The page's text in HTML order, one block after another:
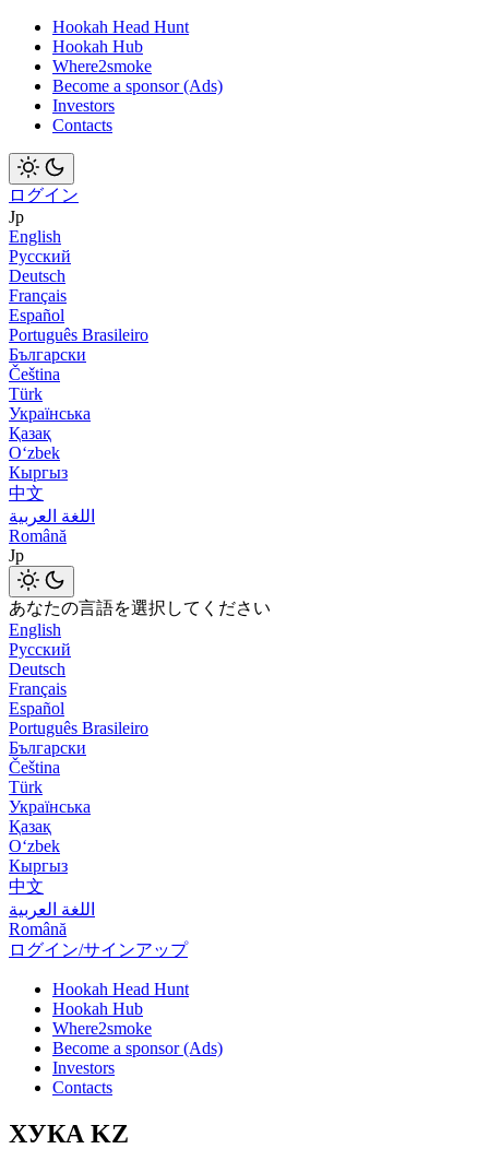
Hookah Head Hunt
Hookah Hub
Where2smoke
Become a sponsor (Ads)
Investors
Contacts
ログイン
Jp
English
Русский
Deutsch
Français
Español
Português Brasileiro
Български
Čeština
Türk
Українська
Қазақ
Оʻzbek
Кыргыз
中文
اللغة العربية
Română
Jp
あなたの言語を選択してください
English
Русский
Deutsch
Français
Español
Português Brasileiro
Български
Čeština
Türk
Українська
Қазақ
Оʻzbek
Кыргыз
中文
اللغة العربية
Română
ログイン/サインアップ
Hookah Head Hunt
Hookah Hub
Where2smoke
Become a sponsor (Ads)
Investors
Contacts
ХУКА KZ